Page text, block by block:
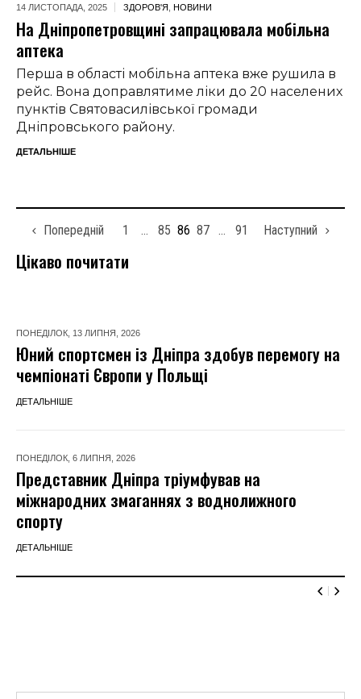
14 ЛИСТОПАДА, 2025 ЗДОРОВ'Я НОВИНИ
На Дніпропетровщині запрацювала мобільна
аптека
Перша в області мобільна аптека вже рушила в
рейс. Вона доправлятиме ліки до 20 населених
пунктів Святовасилівської громади
Дніпровського району.
ДЕТАЛЬНІШЕ
Попередній 1 … 85 86 87 … 91 Наступний
Цікаво почитати
ПОНЕДІЛОК, 13 ЛИПНЯ, 2026
Юний спортсмен із Дніпра здобув перемогу на
чемпіонаті Європи у Польщі
ДЕТАЛЬНІШЕ
ПОНЕДІЛОК, 6 ЛИПНЯ, 2026
Представник Дніпра тріумфував на
міжнародних змаганнях з воднолижного
спорту
ДЕТАЛЬНІШЕ